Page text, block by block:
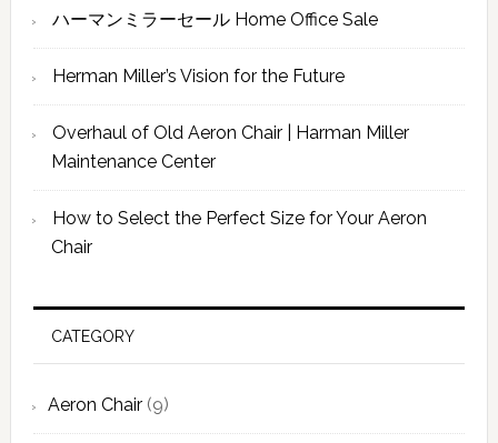
ハーマンミラーセール Home Office Sale
Herman Miller’s Vision for the Future
Overhaul of Old Aeron Chair | Harman Miller
Maintenance Center
How to Select the Perfect Size for Your Aeron
Chair
CATEGORY
Aeron Chair(9)